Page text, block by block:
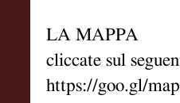
LA MAPPA
cliccate sul
https://goo.gl/